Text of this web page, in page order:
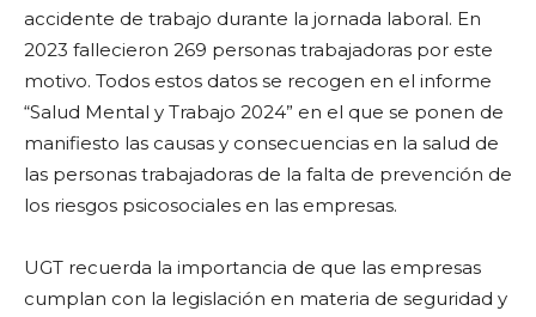
accidente de trabajo durante la jornada laboral. En
2023 fallecieron 269 personas trabajadoras por este
motivo. Todos estos datos se recogen en el informe
“Salud Mental y Trabajo 2024” en el que se ponen de
manifiesto las causas y consecuencias en la salud de
las personas trabajadoras de la falta de prevención de
los riesgos psicosociales en las empresas.
UGT recuerda la importancia de que las empresas
cumplan con la legislación en materia de seguridad y